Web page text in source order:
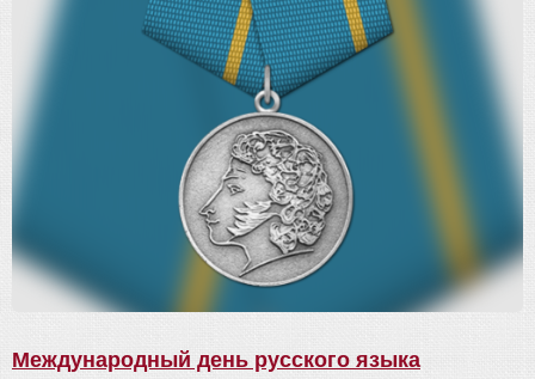
Международный день русского языка